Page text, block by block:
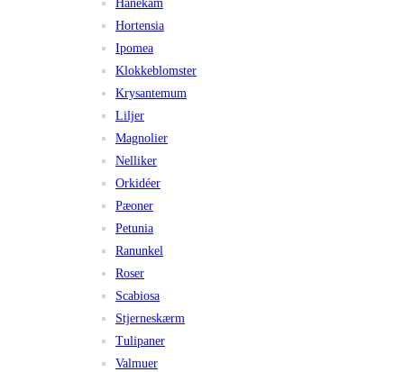
Hanekam
Hortensia
Ipomea
Klokkeblomster
Krysantemum
Liljer
Magnolier
Nelliker
Orkidéer
Pæoner
Petunia
Ranunkel
Roser
Scabiosa
Stjerneskærm
Tulipaner
Valmuer